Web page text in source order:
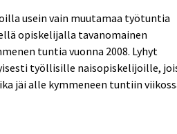
usein vain muutamaa työtuntia
opiskelijalla tavanomainen
tuntia vuonna 2008. Lyhyt
työllisille naisopiskelijoille,
jäi alle kymmeneen tuntiin